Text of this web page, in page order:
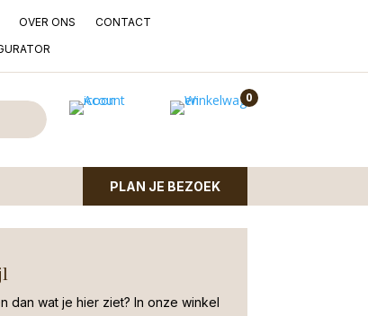
OVER ONS
CONTACT
0
PLAN JE BEZOEK
Afrikaans Special
Afrikaans Special leather. Past in een
dan wat je hier ziet? In onze winkel